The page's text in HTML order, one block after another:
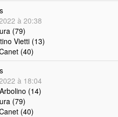
à 20:38
(79)
Vietti (13)
(40)
à 18:04
(14)
(79)
(40)